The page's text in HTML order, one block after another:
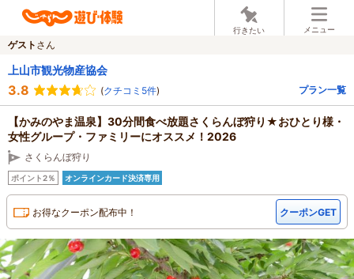
行きたい メニュー
ゲスト さん
上山市観光物産協会
3.8 (クチコミ5件) プラン一覧
【かみのやま温泉】30分間食べ放題さくらんぼ狩り★おひとり様・
女性グループ・ファミリーにオススメ！2026
さくらんぼ狩り
ポイント2％ オンラインカード決済専用
お得なクーポン配布中！ クーポンGET